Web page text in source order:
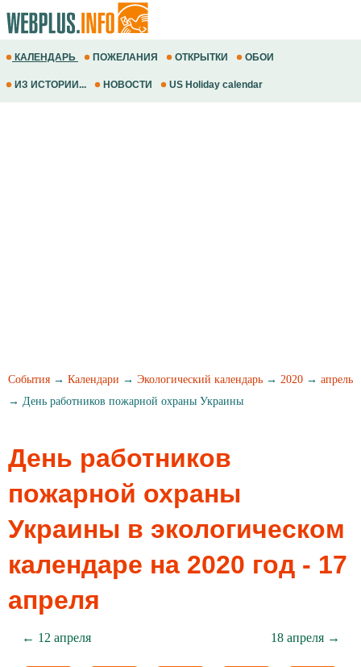
КАЛЕНДАРЬ ПОЖЕЛАНИЯ ОТКРЫТКИ ОБОИ
ИЗ ИСТОРИИ... НОВОСТИ US Holiday calendar
События → Календари → Экологический календарь → 2020 → апрель
→ День работников пожарной охраны Украины
День работников
пожарной охраны
Украины в экологическом
календаре на 2020 год - 17
апреля
← 12 апреля 18 апреля →